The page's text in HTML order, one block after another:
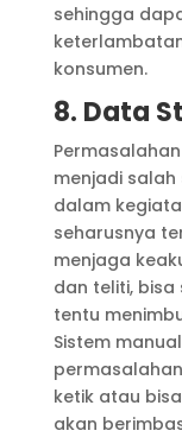
sehingga
konsumen.
8. Data
menjadi
dalam
seharusnya
menjaga
dan teliti,
tentu
Sistem
ketik atau
akan